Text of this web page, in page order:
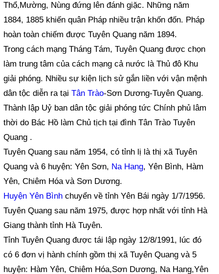
Thổ,Mường, Nùng đứng lên đánh giặc. Những năm
1884, 1885 khiến quân Pháp nhiều trận khốn đốn. Pháp
hoàn toàn chiếm được Tuyên Quang năm 1894.
Trong cách mạng Tháng Tám, Tuyên Quang được chọn
làm trung tâm của cách mạng cả nước là Thủ đô Khu
giải phóng. Nhiều sự kiện lịch sử gắn liền với vận mệnh
dân tộc diễn ra tạiTân Trào-Sơn Dương-Tuyên Quang.
Thành lập Uỷ ban dân tộc giải phóng tức Chính phủ lâm
thời do Bác Hồ làm Chủ tịch tại đình Tân Trào Tuyên
Quang .
Tuyên Quang sau năm 1954, có tỉnh lị là thị xã Tuyên
Quang và 6 huyện: Yên Sơn, Na Hang, Yên Bình, Hàm
Yên, Chiêm Hóa và Sơn Dương.
Huyện Yên Bình chuyển về tỉnh Yên Bái ngày 1/7/1956.
Tuyên Quang sau năm 1975, được hợp nhất với tỉnh Hà
Giang thành tỉnh Hà Tuyên.
Tỉnh Tuyên Quang được tái lập ngày 12/8/1991, lúc đó
có 6 đơn vị hành chính gồm thị xã Tuyên Quang và 5
huyện: Hàm Yên, Chiêm Hóa,Sơn Dương, Na Hang,Yên